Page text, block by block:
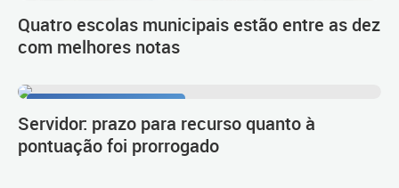
Quatro escolas municipais estão entre as dez
com melhores notas
Servidor: prazo para recurso quanto à
pontuação foi prorrogado